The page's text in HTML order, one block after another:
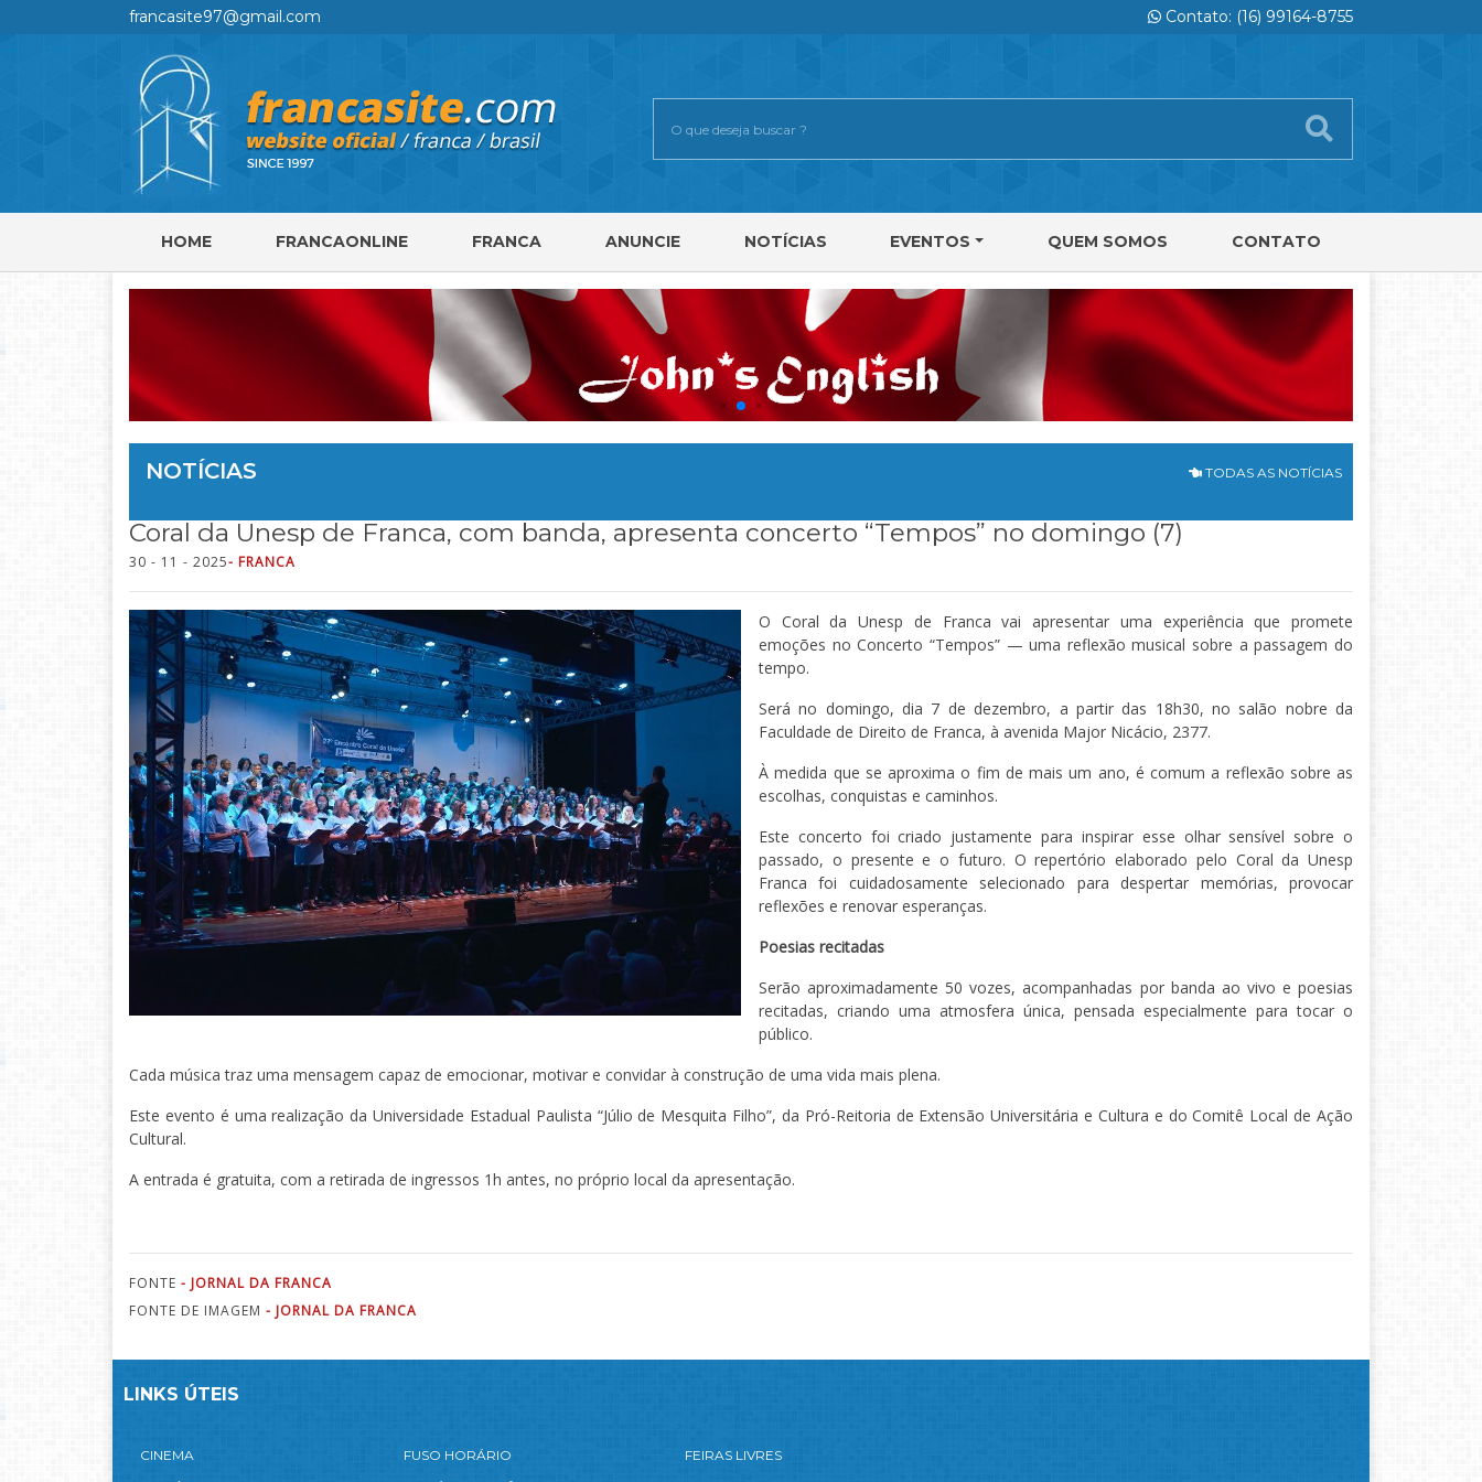
francasite97@gmail.com Contato: (16) 99164-8755
HOME FRANCAONLINE FRANCA ANUNCIE NOTÍCIAS EVENTOS QUEM SOMOS CONTATO
NOTÍCIAS TODAS AS NOTÍCIAS
Coral da Unesp de Franca, com banda, apresenta concerto “Tempos” no domingo (7)
30 - 11 - 2025- FRANCA
O Coral da Unesp de Franca vai apresentar uma experiência que promete
emoções no Concerto “Tempos” — uma reflexão musical sobre a passagem do
tempo.
Será no domingo, dia 7 de dezembro, a partir das 18h30, no salão nobre da
Faculdade de Direito de Franca, à avenida Major Nicácio, 2377.
À medida que se aproxima o fim de mais um ano, é comum a reflexão sobre as
escolhas, conquistas e caminhos.
Este concerto foi criado justamente para inspirar esse olhar sensível sobre o
passado, o presente e o futuro. O repertório elaborado pelo Coral da Unesp
Franca foi cuidadosamente selecionado para despertar memórias, provocar
reflexões e renovar esperanças.
Poesias recitadas
Serão aproximadamente 50 vozes, acompanhadas por banda ao vivo e poesias
recitadas, criando uma atmosfera única, pensada especialmente para tocar o
público.
Cada música traz uma mensagem capaz de emocionar, motivar e convidar à construção de uma vida mais plena.
Este evento é uma realização da Universidade Estadual Paulista “Júlio de Mesquita Filho”, da Pró-Reitoria de Extensão Universitária e Cultura e do Comitê Local de Ação
Cultural.
A entrada é gratuita, com a retirada de ingressos 1h antes, no próprio local da apresentação.
FONTE - JORNAL DA FRANCA
FONTE DE IMAGEM - JORNAL DA FRANCA
LINKS ÚTEIS
CINEMA
FUSO HORÁRIO
FEIRAS LIVRES